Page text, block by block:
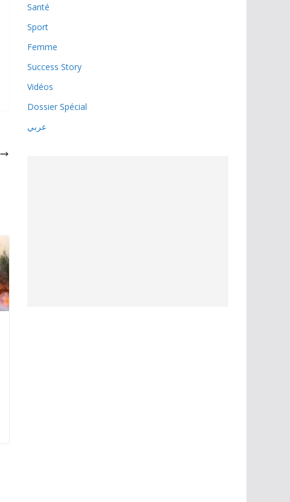
Santé
Sport
Femme
Success Story
Vidéos
Dossier Spécial
عربي